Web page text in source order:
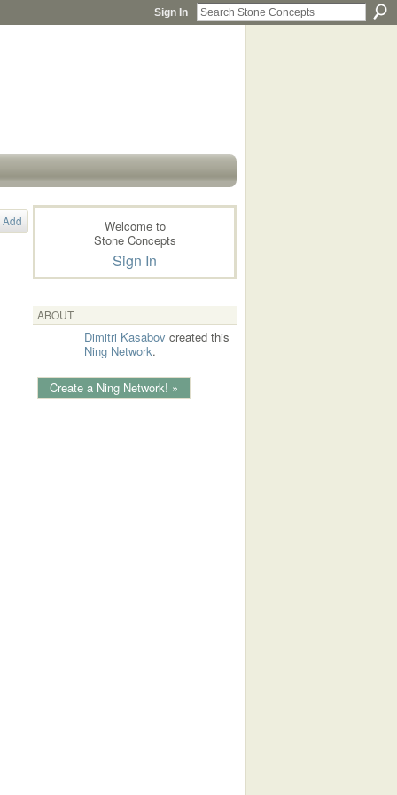
Sign In
Add
Welcome to
Stone Concepts
Sign In
ABOUT
Dimitri Kasabov created this
Ning Network.
Create a Ning Network! »